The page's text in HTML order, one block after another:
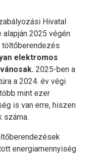
Hivatal
2025 végén
elektromos
2025-ben a
a 2024. év végi
mint ezer
is van erre, hiszen
száma.
energiamennyiség